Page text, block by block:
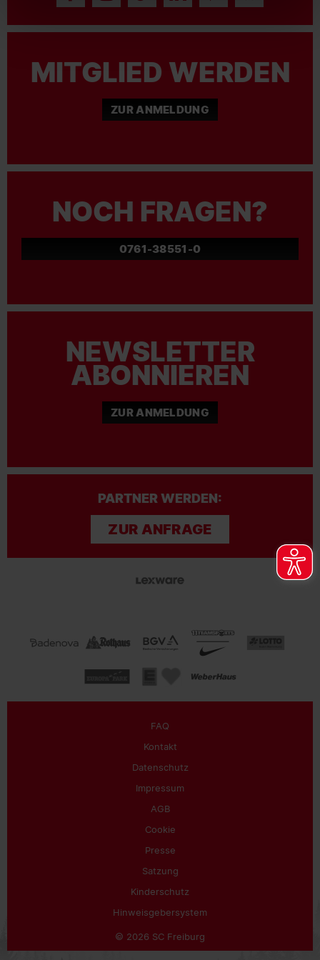
MITGLIED WERDEN
ZUR ANMELDUNG
NOCH FRAGEN?
0761-38551-0
NEWSLETTER
ABONNIEREN
ZUR ANMELDUNG
PARTNER WERDEN:
ZUR ANFRAGE
FAQ
Kontakt
Datenschutz
Impressum
AGB
Cookie
Presse
Satzung
Kinderschutz
Hinweisgebersystem
© 2026 SC Freiburg